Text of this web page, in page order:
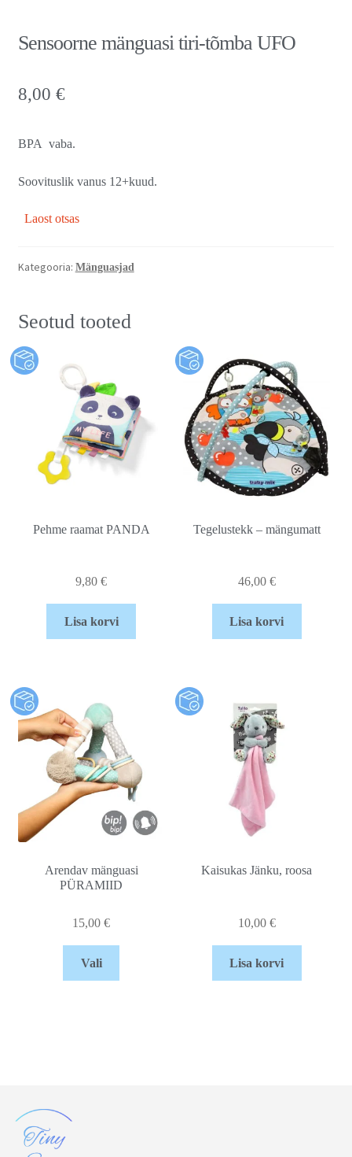
Sensoorne mänguasi tiri-tõmba UFO
8,00 €
BPA vaba.
Soovituslik vanus 12+kuud.
Laost otsas
Kategooria: Mänguasjad
Seotud tooted
Pehme raamat PANDA
9,80€
Lisa korvi
Tegelustekk – mängumatt
46,00 €
Lisa korvi
Arendav mänguasi
PÜRAMIID
15,00€
Vali
Kaisukas Jänku, roosa
10,00 €
Lisa korvi